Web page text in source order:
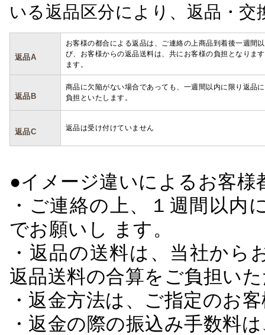
いる返品区分により、返品・
返品A
お客様の都合による返品は、ご連絡の上商品到着後一週間
び、お客様からの返品送料は、共にお客様の負担となりま
ます。
返品B
商品に欠陥がない場合であっても、一週間以内に限り返品
負担といたします。
返品C 返品は受け付けていません
●イメージ違いによるお客
・ご連絡の上、１週間以
でお願いし ます。
・返品の送料は、当社か
返品送料の合算をご負担い
・返金方法は、ご指定のお
・返金の際の振込み手数料